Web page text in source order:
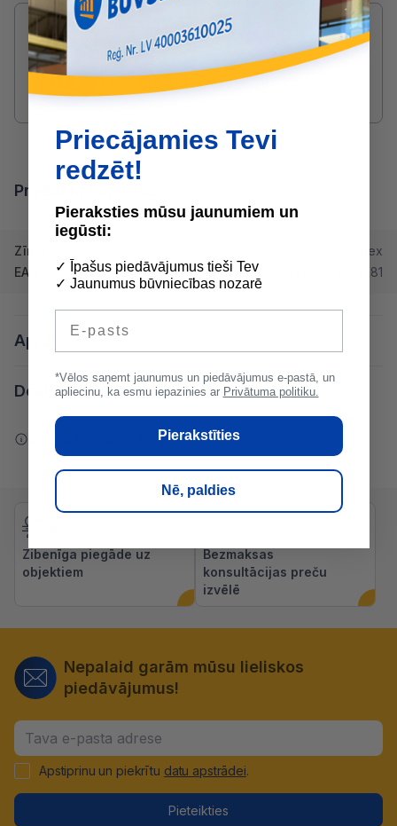
Radušies jautājumi par produktu?
SAZINIES AR DRUVIS:
2233 5731
druvis@buvserviss.lv
Produkta īpašības
Zīmols
Makroflex
EAN
4740008001581
Apraksts
Dokumentācija
Ziņot par kļūdu saturā
Zibenīga piegāde uz
objektiem
Bezmaksas
konsultācijas preču
izvēlē
Nepalaid garām mūsu lieliskos
piedāvājumus!
Apstiprinu un piekrītu datu apstrādei.
Pieteikties
Priecājamies Tevi
redzēt!
Pieraksties mūsu jaunumiem un
iegūsti:
✓ Īpašus piedāvājumus tieši Tev
✓ Jaunumus būvniecības nozarē
*Vēlos saņemt jaunumus un piedāvājumus e-pastā, un
apliecinu, ka esmu iepazinies ar Privātuma politiku.
Pierakstīties
Nē, paldies